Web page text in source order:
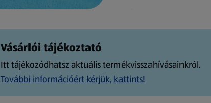
Vásárlói tájékoztató
Itt tájékozódhatsz aktuális termékvisszahívásainkról.
További információért kérjük, kattints!